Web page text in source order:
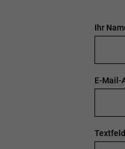
Ihr
E-Mail-
Textfeld